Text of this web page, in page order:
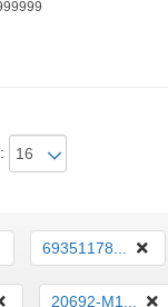
69351178...
20692-M1...